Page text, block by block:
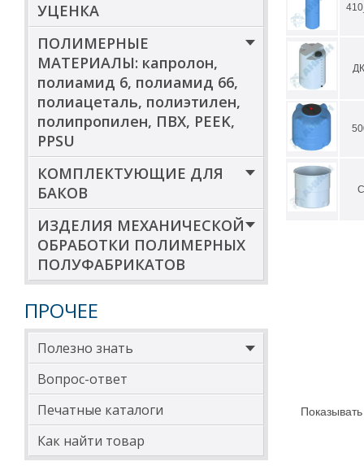
УЦЕНКА
ПОЛИМЕРНЫЕ
МАТЕРИАЛЫ: капролон,
полиамид 6, полиамид 66,
полиацеталь, полиэтилен,
полипропилен, ПВХ, PEEK,
PPSU
КОМПЛЕКТУЮЩИЕ ДЛЯ
БАКОВ
ИЗДЕЛИЯ МЕХАНИЧЕСКОЙ
ОБРАБОТКИ ПОЛИМЕРНЫХ
ПОЛУФАБРИКАТОВ
ПРОЧЕЕ
Полезно знать
Вопрос-ответ
Печатные каталоги
Как найти товар